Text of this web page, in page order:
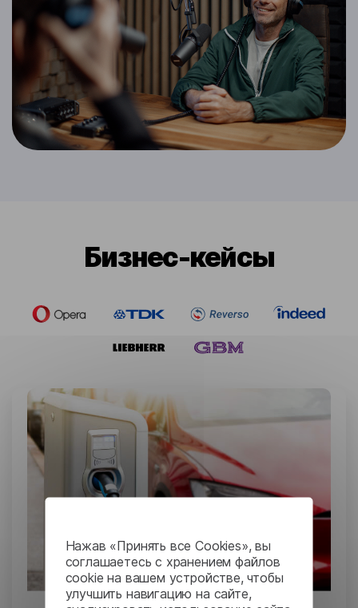
Нажав «Принять все Cookies», вы
соглашаетесь с хранением файлов
cookie на вашем устройстве, чтобы
улучшить навигацию на сайте,
Бизнес-кейсы